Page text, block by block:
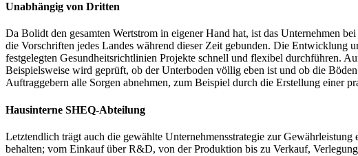
Unabhängig von Dritten
Da Bolidt den gesamten Wertstrom in eigener Hand hat, ist das Unternehmen
die Vorschriften jedes Landes während dieser Zeit gebunden. Die Entwicklung
festgelegten Gesundheitsrichtlinien Projekte schnell und flexibel durchführen.
Beispielsweise wird geprüft, ob der Unterboden völlig eben ist und ob die
Auftraggebern alle Sorgen abnehmen, zum Beispiel durch die Erstellung einer
Hausinterne SHEQ-Abteilung
Letztendlich trägt auch die gewählte Unternehmensstrategie zur
behalten; vom Einkauf über R&D, von der Produktion bis zu Verkauf,